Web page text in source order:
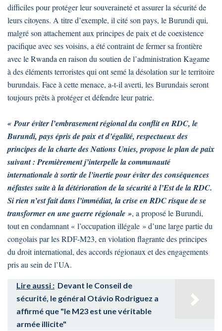
difficiles pour protéger leur souveraineté et assurer la sécurité de
leurs citoyens. A titre d’exemple, il cité son pays, le Burundi qui,
malgré son attachement aux principes de paix et de coexistence
pacifique avec ses voisins, a été contraint de fermer sa frontière
avec le Rwanda en raison du soutien de l’administration Kagame
à des éléments terroristes qui ont semé la désolation sur le territoire
burundais. Face à cette menace, a-t-il averti, les Burundais seront
toujours prêts à protéger et défendre leur patrie.
« Pour éviter l’embrasement régional du conflit en RDC, le
Burundi, pays épris de paix et d’égalité, respectueux des
principes de la charte des Nations Unies, propose le plan de paix
suivant : Premièrement j’interpelle la communauté
internationale à sortir de l’inertie pour éviter des conséquences
néfastes suite à la détérioration de la sécurité à l’Est de la RDC.
Si rien n’est fait dans l’immédiat, la crise en RDC risque de se
transformer en une guerre régionale », a proposé le Burundi,
tout en condamnant « l’occupation illégale » d’une large partie du
congolais par les RDF-M23, en violation flagrante des principes
du droit international, des accords régionaux et des engagements
pris au sein de l’UA.
Lire aussi : Devant le Conseil de
sécurité, le général Otávio Rodriguez a
affirmé que "le M23 est une véritable
armée illicite"